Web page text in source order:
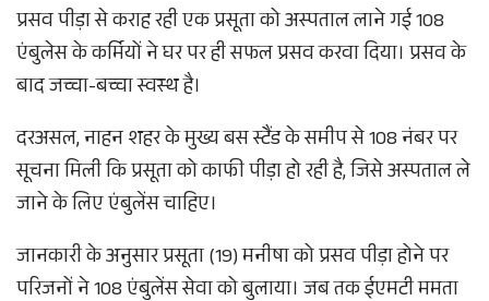
प्रसव पीड़ा से कराह रही एक प्रसूता को अस्पताल लाने गई 108
एंबुलेस के कर्मियों ने घर पर ही सफल प्रसव करवा दिया। प्रसव के
बाद जच्चा-बच्चा स्वस्थ है।
दरअसल, नाहन शहर के मुख्य बस स्टैंड के समीप से 108 नंबर पर
सूचना मिली कि प्रसूता को काफी पीड़ा हो रही है, जिसे अस्पताल ले
जाने के लिए एंबुलेंस चाहिए।
जानकारी के अनुसार प्रसूता (19) मनीषा को प्रसव पीड़ा होने पर
परिजनों ने 108 एंबुलेंस सेवा को बुलाया। जब तक ईएमटी ममता